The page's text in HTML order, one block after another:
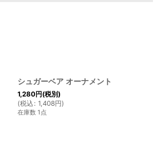
シュガーベア オーナメント
1,280円(税別)
(税込: 1,408円)
在庫数 1点